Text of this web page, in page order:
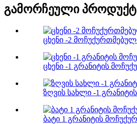
გამორჩეული
ცხენი -2
ცხენი -1 გრანიტის
ზღვის სახლი -1
ბატი 1 გრანიტის